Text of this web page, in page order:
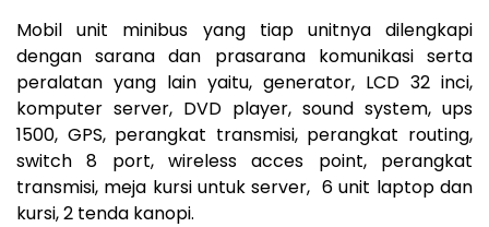
Mobil unit minibus yang tiap unitnya dilengkapi
dengan sarana dan prasarana komunikasi serta
peralatan yang lain yaitu, generator, LCD 32 inci,
komputer server, DVD player, sound system, ups
1500, GPS, perangkat transmisi, perangkat routing,
switch 8 port, wireless acces point, perangkat
transmisi, meja kursi untuk server, 6 unit laptop dan
kursi, 2 tenda kanopi.